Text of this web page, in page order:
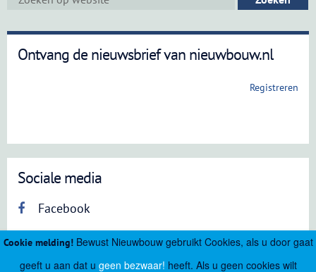
Cookie melding!Bewust Nieuwbouw gebruikt Cookies, als u door gaat
geeft u aan dat u geen bezwaar! heeft. Als u geen cookies wilt
Ontvang de nieuwsbrief van nieuwbouw.nl
Registreren
Sociale media
Facebook